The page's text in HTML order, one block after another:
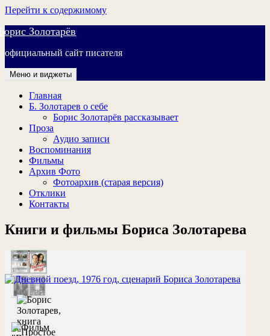
Перейти к содержимому
Золотарёв
официальный сайт писателя
Меню и виджеты
Главная
Б. Золотарев о себе
Борис Золотарёв рассказывает
Проза
Аудио записи
Воспоминания
Фильмы
Архив Фото
Фотоархив (старая версия)
Отклики
Контакты
Книги и фильмы Бориса Золотарева